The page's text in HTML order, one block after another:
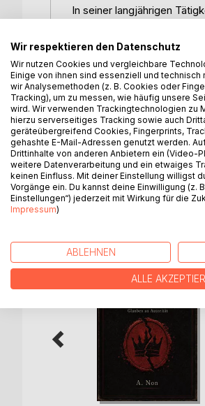
In seiner langjährigen
Mehringer öfters die
veranlasst, den Gründen
aus dem Praxisalltag.
gegenüber für berechtigt
politischen Vorgaben
Somit versteht er sein
distanziert sind.
nur gelingen, wenn der
Rechnung trägt.
WEITERE
Wir respektieren den Datenschutz
Wir nutzen Cookies und vergleichbare
Einige von ihnen sind essenziell und
wir Analysemethoden (z. B. Cookies oder
Tracking), um zu messen, wie häufig unsere
wird. Wir verwenden Trackingtechnologien zu
hierzu serverseitiges Tracking sowie auch
geräteübergreifend Cookies, Fingerprints,
gehashte E-Mail-Adressen genutzt werden.
Drittinhalte von anderen Anbietern ein (Video-
weitere Datenverarbeitung und ein etwaiges
keinen Einfluss. Mit deiner Einstellung willigst
Vorgänge ein. Du kannst deine Einwilligung (z.
Einstellungen“) jederzeit mit Wirkung für die
Impressum)
ABLEHNEN
ALLE